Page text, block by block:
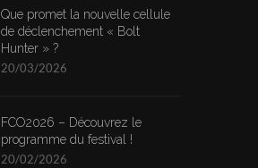
Que promet la nouvelle cellule
de déclenchement « Bolt
Hunter » ?
20/03/2026
FCO2026 – Découvrez le
programme du festival !
20/02/2026